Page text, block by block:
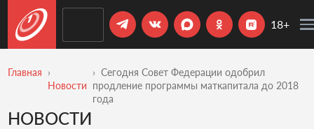
18+
Главная
Новости
Сегодня Совет Федерации одобрил
продление программы маткапитала до 2018
года
НОВОСТИ